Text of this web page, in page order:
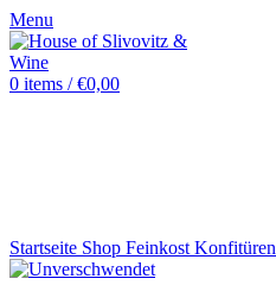
Menu
0 items / €0,00
Startseite Shop Feinkost Konfitüren